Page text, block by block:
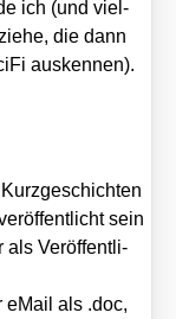
ich (und viel­
die dann
aus­ken­nen).
sein
als Ver­öf­fent­li­
eMail als .doc,